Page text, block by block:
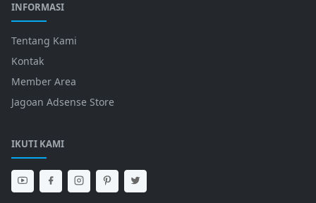
INFORMASI
Tentang Kami
Kontak
Member Area
Jagoan Adsense Store
IKUTI KAMI